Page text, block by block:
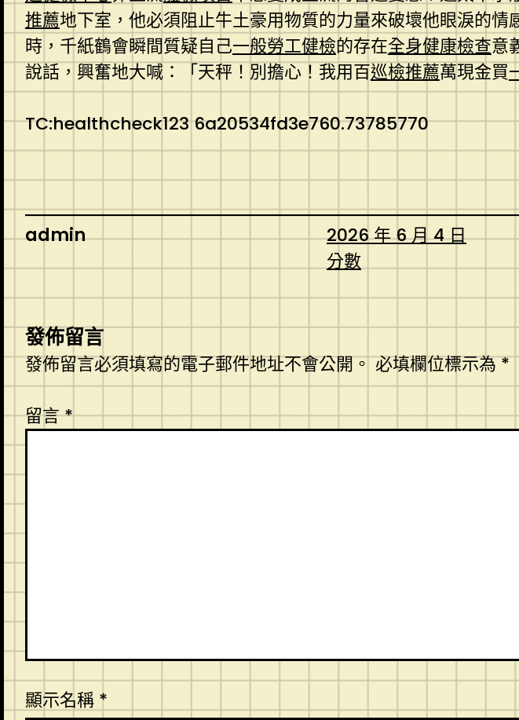
推薦地下室，他必須阻止牛土豪用物質的力量來破壞他眼淚的情
時，千紙鶴會瞬間質疑自己一般勞工健檢的存在全身健康檢查意
說話，興奮地大喊：「天秤！別擔心！我用百巡檢推薦萬現金買
TC:healthcheck123 6a20534fd3e760.73785770
admin
2026 年 6 月 4 日
分數
發佈留言
發佈留言必須填寫的電子郵件地址不會公開。必填欄位標示為*
留言*
顯示名稱 *